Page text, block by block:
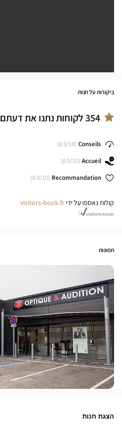
ביקורות על חנות
354לקוחות נתנו את דעתם
Conseils
(
8.9/10)
Accueil
(
8.9/10)
Recommandation
(
8.9/10)
קולות נאספו על ידי visitors-book.fr
תמונות
הצגת חנות